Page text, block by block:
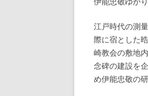
江戸時代の測
際に宿とした
崎教会の敷地
念碑の建設を
め伊能忠敬の